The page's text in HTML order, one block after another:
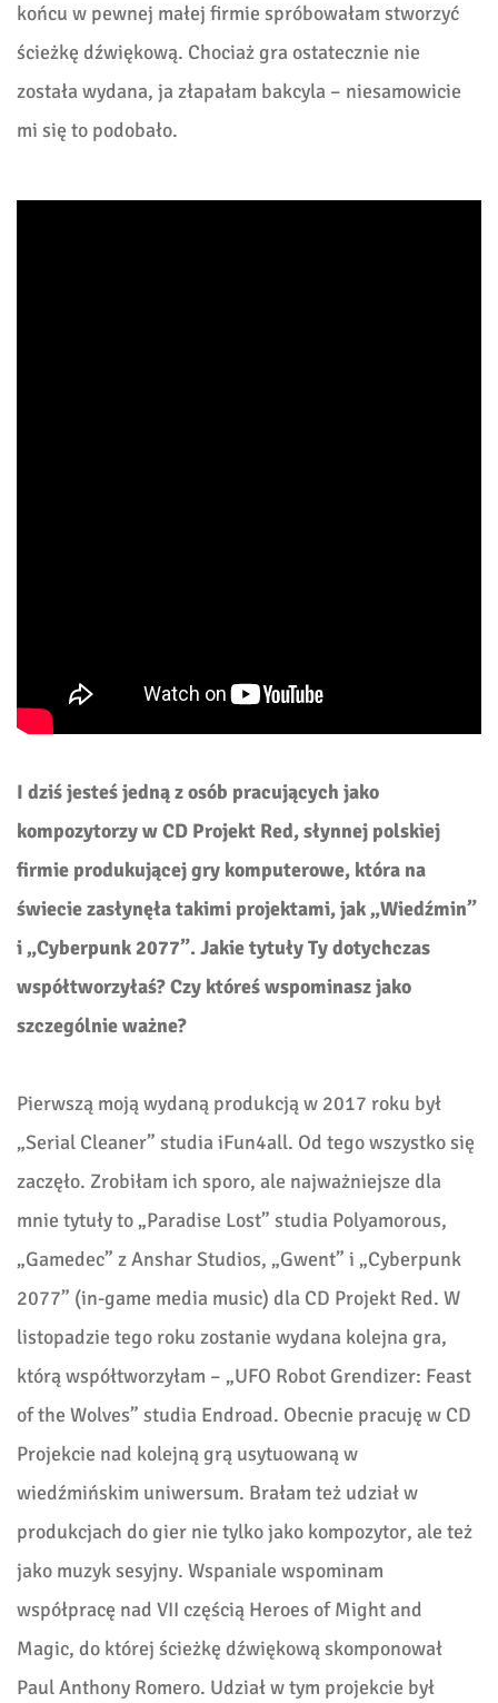
końcu w pewnej małej firmie spróbowałam stworzyć
ścieżkę dźwiękową. Chociaż gra ostatecznie nie
została wydana, ja złapałam bakcyla – niesamowicie
mi się to podobało.
I dziś jesteś jedną z osób pracujących jako
kompozytorzy w CD Projekt Red, słynnej polskiej
firmie produkującej gry komputerowe, która na
świecie zasłynęła takimi projektami, jak „Wiedźmin”
i „Cyberpunk 2077”. Jakie tytuły Ty dotychczas
współtworzyłaś? Czy któreś wspominasz jako
szczególnie ważne?
Pierwszą moją wydaną produkcją w 2017 roku był
„Serial Cleaner” studia iFun4all. Od tego wszystko się
zaczęło. Zrobiłam ich sporo, ale najważniejsze dla
mnie tytuły to „Paradise Lost” studia Polyamorous,
„Gamedec” z Anshar Studios, „Gwent” i „Cyberpunk
2077” (in-game media music) dla CD Projekt Red. W
listopadzie tego roku zostanie wydana kolejna gra,
którą współtworzyłam – „UFO Robot Grendizer: Feast
of the Wolves” studia Endroad. Obecnie pracuję w CD
Projekcie nad kolejną grą usytuowaną w
wiedźmińskim uniwersum. Brałam też udział w
produkcjach do gier nie tylko jako kompozytor, ale też
jako muzyk sesyjny. Wspaniale wspominam
współpracę nad VII częścią Heroes of Might and
Magic, do której ścieżkę dźwiękową skomponował
Paul Anthony Romero. Udział w tym projekcie był